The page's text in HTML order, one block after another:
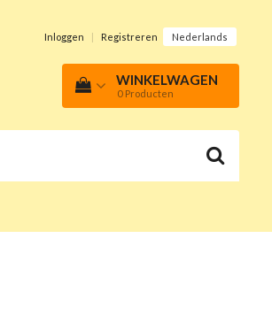
Inloggen | Registreren Nederlands
WINKELWAGEN
0 Producten